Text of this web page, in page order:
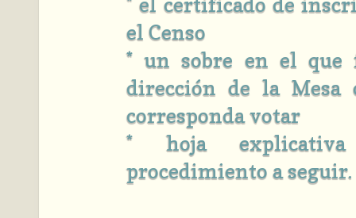
el Censo
* un sobre en el que
dirección de la Mesa
corresponda votar
* hoja
procedimiento a seguir.